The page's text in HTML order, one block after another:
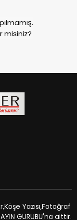
misiniz?
Yazısı,Fotoğraf
GURUBU'na aittir.